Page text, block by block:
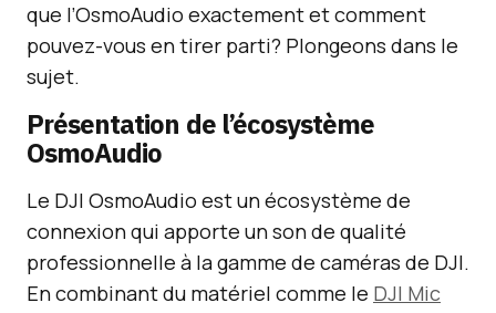
que l’OsmoAudio exactement et comment
pouvez-vous en tirer parti? Plongeons dans le
sujet.
Présentation de l’écosystème
OsmoAudio
Le DJI OsmoAudio est un écosystème de
connexion qui apporte un son de qualité
professionnelle à la gamme de caméras de DJI.
En combinant du matériel comme le DJI Mic